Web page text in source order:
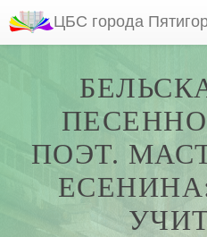
ЦБС города
ПОЭТ.